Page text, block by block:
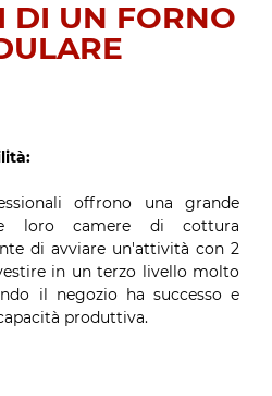
DI UN FORNO
offrono una grande
loro camere di cottura
di avviare un'attività con 2
in un terzo livello molto
il negozio ha successo e
produttiva.